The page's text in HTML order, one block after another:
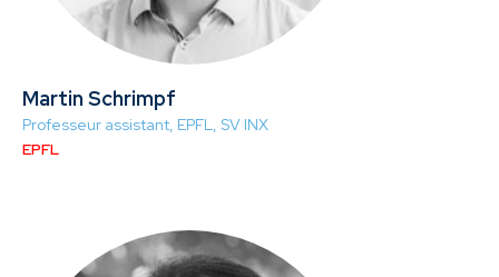
Martin Schrimpf
Professeur assistant, EPFL, SV INX
EPFL